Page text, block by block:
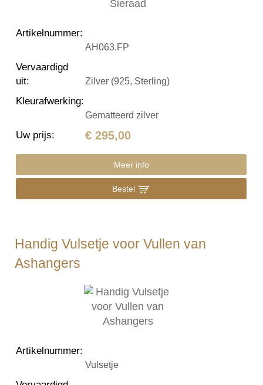
Artikelnummer:
AH063.FP
Vervaardigd
uit: Zilver (925, Sterling)
Kleurafwerking:
Gematteerd zilver
Uw prijs: € 295,00
Meer info
Bestel
Handig Vulsetje voor Vullen van
Ashangers
Artikelnummer:
Vulsetje